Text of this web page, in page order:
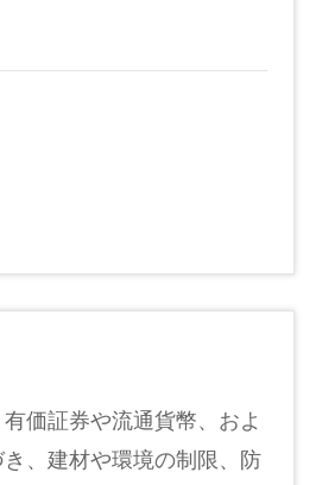
価証券や流通貨幣、およ
、建材や環境の制限、防